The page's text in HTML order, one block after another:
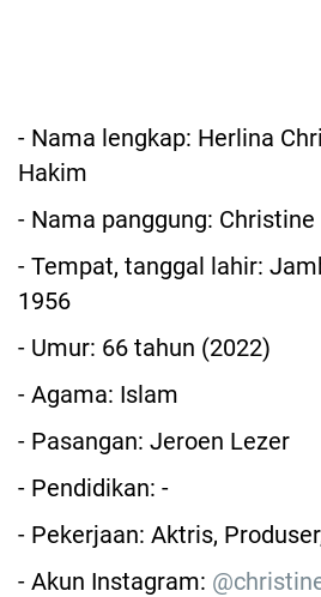
- Nama lengkap: Herlina
Hakim
- Nama panggung:
- Tempat, tanggal lahir:
1956
- Umur: 66 tahun (2022)
- Agama: Islam
- Pasangan: Jeroen Lezer
- Pendidikan: -
- Pekerjaan: Aktris,
- Akun Instagram: